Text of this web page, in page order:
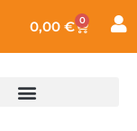
0,00 € 0